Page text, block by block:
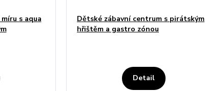
s aqua
Dětské zábavní centrum s pirátským
hřištěm a gastro zónou
Detail